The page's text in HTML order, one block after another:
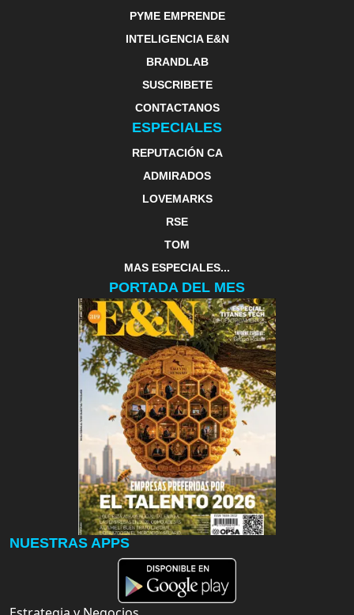
PYME EMPRENDE
INTELIGENCIA E&N
BRANDLAB
SUSCRIBETE
CONTACTANOS
ESPECIALES
REPUTACIÓN CA
ADMIRADOS
LOVEMARKS
RSE
TOM
MAS ESPECIALES...
PORTADA DEL MES
NUESTRAS APPS